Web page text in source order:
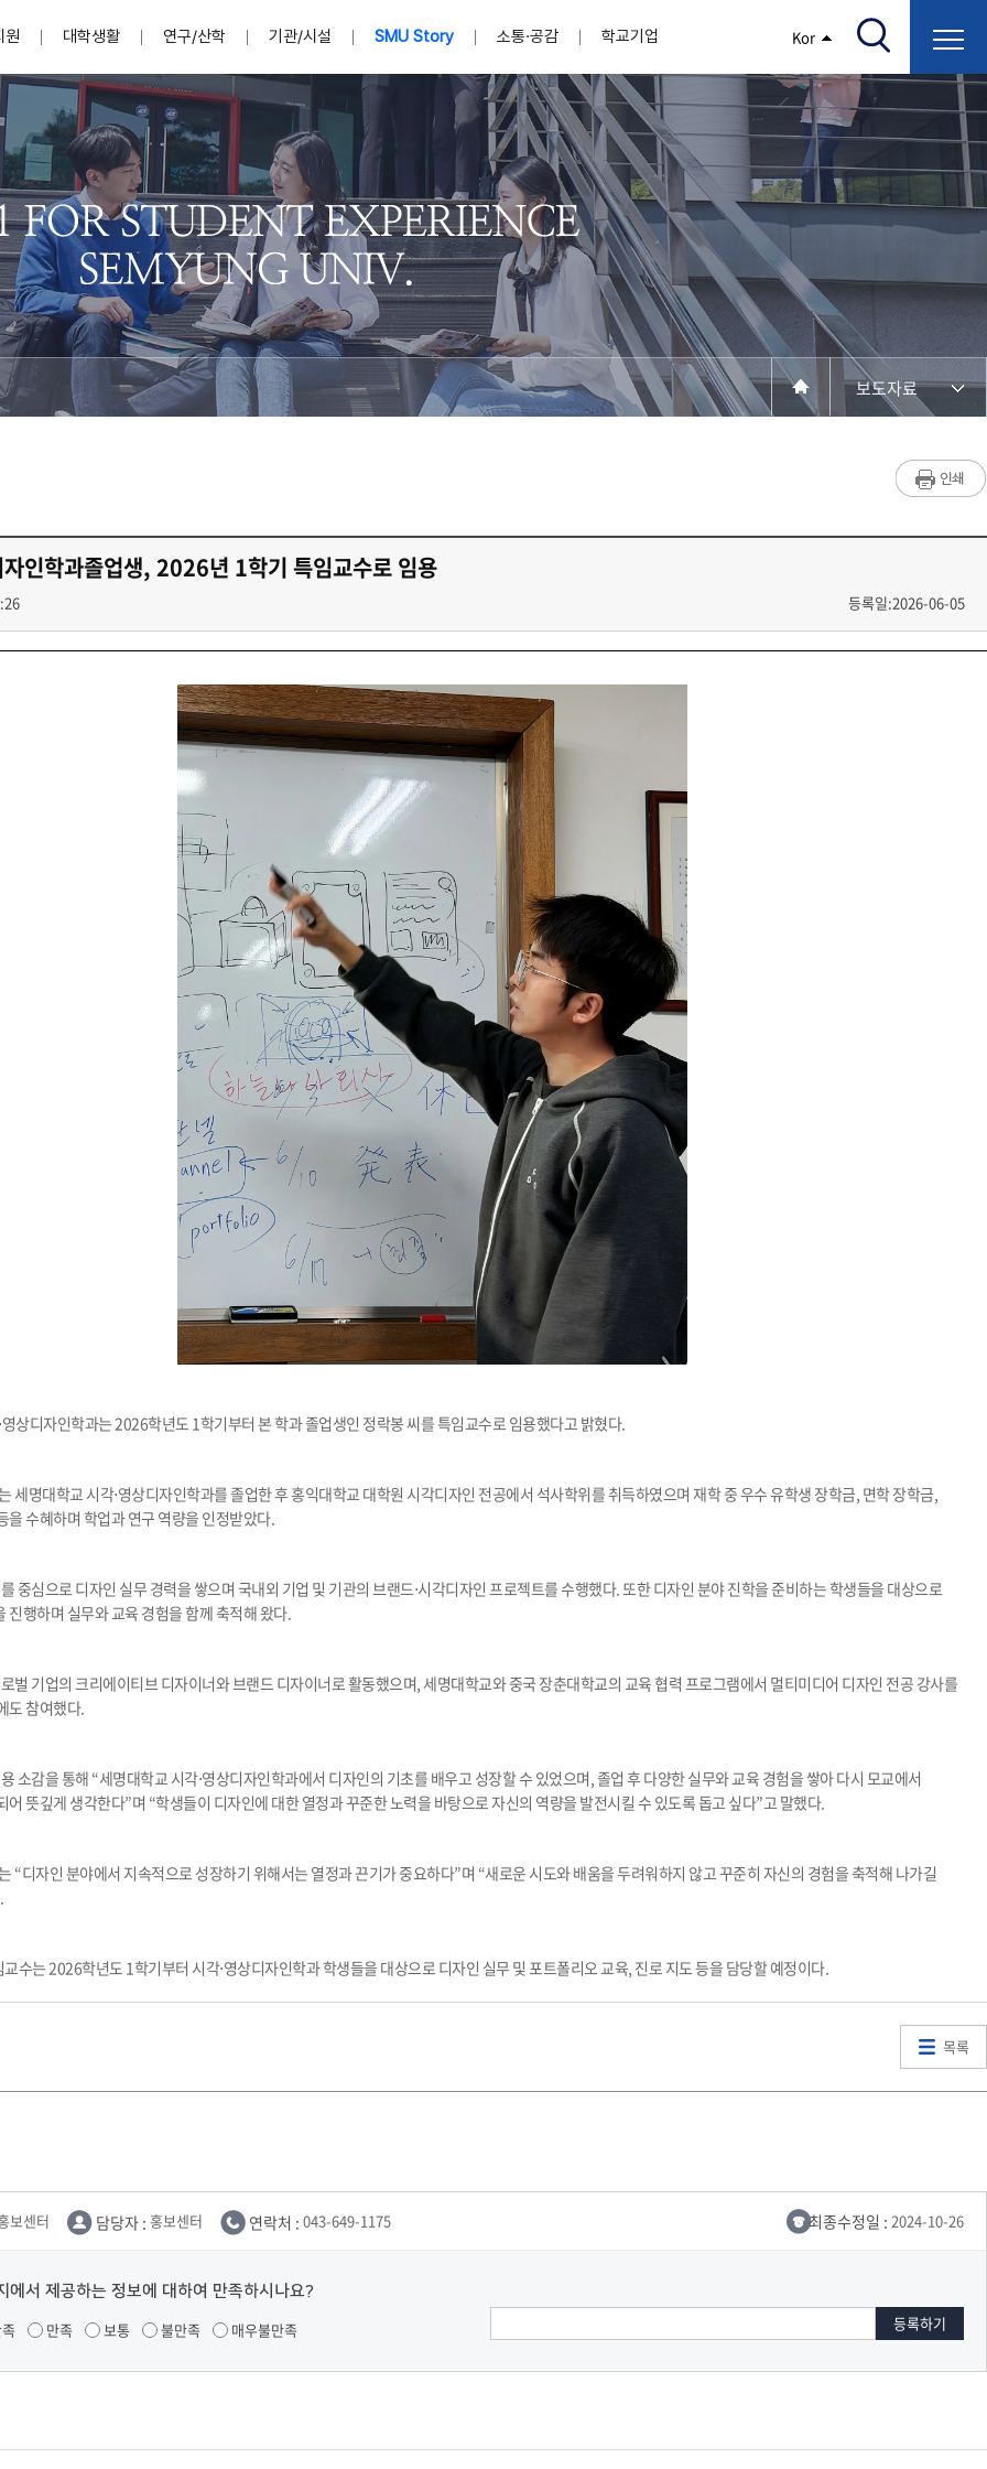
Kor
설립자발자취 이사장인사말 법인소개
자매회사 및 기관
이사회(개최, 회의록)
학교법인 임원과 친족관계에 있는 교직원 현황
인사말 역대총장
제8,9대 총장 이용걸
제6,7대 총장 김유성
제5대 총장 김광림
제4대 총장 염재선
건학이념 세명인재상 인재상과 5대핵심역량
2020년대
2000년대
1990년대
1980년대
상징물
심볼마크
대학현황
교직원현황
예결산공고(감사보고)
적립금운용현황 업무추진비 집행내역
대학평의원회
대학평의원회
대학평의원회 회의록
기금운용심의회
기금운용심의회
기금운용심의회 회의록
비전 및 전략설정과정 발전계획 체계 교육 체계도
교양교육 체계도
전공 체계도 비교과 교육체계
오시는길 통학버스 안내
통학버스 운행안내
통학버스 출발장소
입학홈페이지 입학정보통합시스템(합격조회/고지서출력/납부조회)
일반ㆍ경영행정복지대학원 저널리즘대학원
처
취·창업지원처 소개 학생종합경력시스템 세빈샵(온라인학생창업몰)
인문예술대학
미디어콘텐츠창작학과
외국어학부
아트앤산업디자인학과
실내디자인학과
시각·영상디자인학과
패션디자인학과
공연예술학과
영화웹툰애니메이션학과
미디어문화학부
사회과학대학
경찰학과
행정학과
법학과
부동산지적학과
소방방재학과
경영학과
회계세무금융학과
글로벌물류학과
호텔경영학과
관광경영학과
항공서비스학과
AI융합대학
AI컴퓨터학부
스마트IT학부
전기공학과
전자공학과
건축학과
건설환경공학과
환경에너지학과
전기전자공학과
재난안전학과
보건안전공학과
보건바이오대학
간호학과
작업치료학과
임상병리학과
바이오제약산업학부
바이오코스메틱학과
뷰티케어학과
바이오식품영양학부
동물보건학과
생활체육학과
반려동물산업학과
한의과대학 교양대학
연계전공
라이프복지상담학과
일반ㆍ경영행정복지대학원 저널리즘대학원
원
교직과정안내
교직교육 목적 및 교육목표
이수안내
교직과목 해설
신청서 다운로드
연계전공
연계전공안내
e-Book디자인ㆍ제작학
정밀의료인공지능융합학
화장품생명융합학
천연물소재융합학
AI융합전공
스마트이차전지시스템공학
센서반도체융합전공
수강신청
수강신청
동일과목전공인정
재수강
수강포기
계절학기
전자출결
유급
특별학점
국내대학 학점교류 전과ㆍ복수(부)전공
전과
복수(부)전공
마이크로디그리
마이크로디그리 안내
학적변동(휴학·복학·제적·재입학)
휴학
복학
자퇴
제적
재입학
학적부사항정정 교육과정 CHARM인증제
장학금신청ㆍ지급 장학캘린더 국가장학금·학자금대출
학생설계전공 사례
전과/복수(부)·학생설계전공 관련
Q&A
진로 컨설팅 우수사례
전공·진로 안내영상
대학생활
내영상
학생상담/심리 권익보호 사회봉사지원센터
센터 및 조직소개
규정집
주요업무
봉사단운영
장애학생지원센터
소개
지원서비스
장애학생도우미
찾아오시는길
학습역량강화
취업진로상담
학생증발급
대학축제 학생자치기구
총학생회
학생커뮤니티 학생사회봉사 학생위원회
편의점
학생식당
학생휴게실
서점
우편취급국
복사실
웰니스센터
65번가
통학증(월 정기권) 이용 안내 통학버스 편도(월, 금) 이용 안내
국내외 교류현황 해외프로그램
교환학생
해외어학연수
국외인턴십
자기설계 해외배낭연수
대학생 병무행정(군입영) 전역 후 복학 국외여행/유학 병무관련사이트
예비군연대소개 전입신청안내 교육훈련안내 훈련연기/보류안내
ROTC제도란?
제도의 특징
소대장 생활
학군단소개
지휘관 소개
업무담당자 소개
봉사활동
학군단 건물
지원안내
지원/선발절차
모집일정
선발요소/배점
공지사항
연구/산학
산학협력단 소개 연구지원 지식재산권 부속기관 정보광장(자료실)
교내학술연구비 지원 국제학술지 논문게재 지원
학술저서발간 지원
국제학술회의 참가경비 지원
학술대회 참가경비 지원 부설연구소 학술회의 개최 경비 지원
세명대학교 연구윤리 생명윤리위원회 동물실험윤리위원회
기관/시설
교육혁신·학생성공본부 대학혁신사업단 대학일자리플러스센터 인권센터
교무연구처 기획실 학생처 사무처 입학관리본부 국제교류처
산학협력단
학술정보원 평생교육원 편집방송국 학생생활관 보건진료소
예비군연대
공자학원
연구소 조직
학술·연구활동 실적
논문집
학술·연구활동 실적
논문집 검색
연구소 조직
학술·연구활동 실적
구성원소개
산학협력단 세명창업보육센터 지역협력센터 기술사업화센터
도심관광활성화센터
화장품·건강기능식품 임상시험센터(SMCTC)
제천시어린이·사회복지급식관리지원센터
단양군어린이급식관리지원센터
제천시농촌협약지원센터
제천시농촌활력플러스사업추진단
단양군농촌활성화지원센터
제천시탄소중립지원센터
부속제천한방병원 부속충주한방병원
교수노동조합
SMU Story
일반공지 장학 및 학사안내 입찰공고 정보보호
채용공고
교원(강사,겸임교원포함)채용정보
행사안내
학생활동 캠퍼스풍경
온라인접수시스템
회
소통·공감 학교기업
아카데
다이
또
보도자료
입학/취업
대학/대학원
학사지원
대학생활
자인학과졸업생, 2026년 1학기 특임교수로 임용
등록일:2026-06-05
상디자인학과는 2026학년도 1학기부터 본 학과 졸업생인 정락봉 씨를 특임교수로 임용했다고 밝혔다.
세명대학교 시각⋅영상디자인학과를 졸업한 후 홍익대학교 대학원 시각디자인 전공에서 석사학위를 취득하였으며 재학 중 우수 유학생 장학금, 면학 장학금,
을 수혜하며 학업과 연구 역량을 인정받았다.
중심으로 디자인 실무 경력을 쌓으며 국내외 기업 및 기관의 브랜드⋅시각디자인 프로젝트를 수행했다. 또한 디자인 분야 진학을 준비하는 학생들을 대상으로
진행하며 실무와 교육 경험을 함께 축적해 왔다.
벌 기업의 크리에이티브 디자이너와 브랜드 디자이너로 활동했으며, 세명대학교와 중국 장춘대학교의 교육 협력 프로그램에서 멀티미디어 디자인 전공 강사를
도 참여했다.
소감을 통해 “세명대학교 시각⋅영상디자인학과에서 디자인의 기초를 배우고 성장할 수 있었으며, 졸업 후 다양한 실무와 교육 경험을 쌓아 다시 모교에서
어 뜻깊게 생각한다”며 “학생들이 디자인에 대한 열정과 꾸준한 노력을 바탕으로 자신의 역량을 발전시킬 수 있도록 돕고 싶다”고 말했다.
“디자인 분야에서 지속적으로 성장하기 위해서는 열정과 끈기가 중요하다”며 “새로운 시도와 배움을 두려워하지 않고 꾸준히 자신의 경험을 축적해 나가길
수는 2026학년도 1학기부터 시각⋅영상디자인학과 학생들을 대상으로 디자인 실무 및 포트폴리오 교육, 진로 지도 등을 담당할 예정이다.
목록
보센터 담당자 : 홍보센터 연락처 : 043-649-1175 최종수정일 : 2024-10-26
에서 제공하는 정보에 대하여 만족하시나요?
만족 보통 불만족 매우불만족